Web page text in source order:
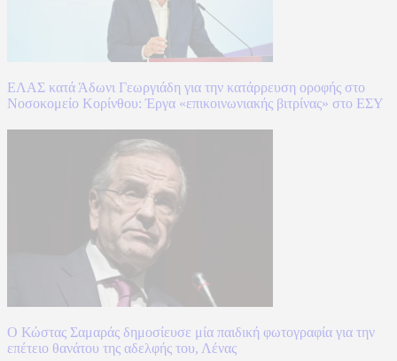
ΕΛΑΣ κατά Άδωνι Γεωργιάδη για την κατάρρευση οροφής στο
Νοσοκομείο Κορίνθου: Έργα «επικοινωνιακής βιτρίνας» στο ΕΣΥ
Ο Κώστας Σαμαράς δημοσίευσε μία παιδική φωτογραφία για την
επέτειο θανάτου της αδελφής του, Λένας